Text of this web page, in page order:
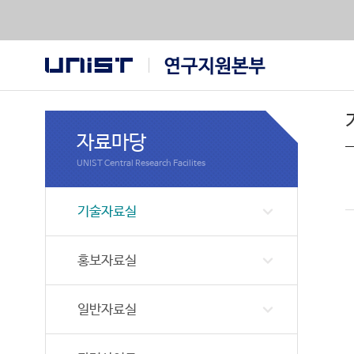
자료마당
기술자료실
홍보자료실
일반자료실